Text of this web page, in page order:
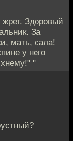
Здоровый
За
мать, сала!
у него
"